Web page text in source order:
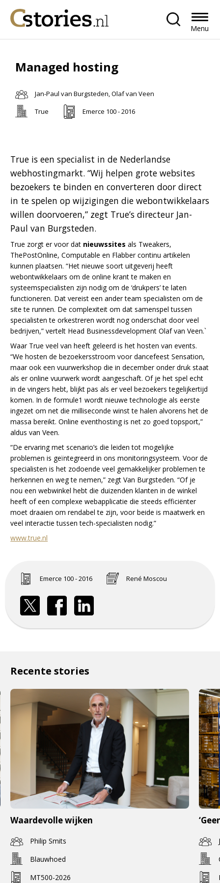
Menu
Managed hosting
Jan-Paul van Burgsteden, Olaf van Veen
True
Emerce 100 - 2016
True is een specialist in de Nederlandse
webhostingmarkt. “Wij helpen grote websites
bezoekers te binden en converteren door direct
in te spelen op wijzigingen die webontwikkelaars
willen doorvoeren,” zegt True’s directeur Jan-
Paul van Burgsteden.
True zorgt er voor dat nieuwssites als Tweakers,
ThePostOnline, Computable en Flabber continu artikelen
kunnen plaatsen. “Het nieuwe soort uitgeverij heeft
webontwikkelaars om de online krant te maken en
systeemspecialisten zijn nodig om de ‘drukpers’ te laten
functioneren. Dat vereist een ander team specialisten om de
site te runnen. De complexiteit om dat samenspel tussen
specialisten te orkestreren wordt nog onderschat door veel
bedrijven,” vertelt Head Businessdevelopment Olaf van Veen.`
Waar True veel van heeft geleerd is het hosten van events.
“We hosten de bezoekersstroom voor dancefeest Sensation,
maar ook een vuurwerkshop die in december onder druk staat
als er online vuurwerk wordt aangeschaft. Of je het spel echt
in de vingers hebt, blijkt pas als er veel bezoekers tegelijkertijd
komen. In de formule1 wordt nieuwe technologie als eerste
ingezet om net die milliseconde winst te halen alvorens het de
massa bereikt. Online eventhosting is net zo goed topsport,”
aldus van Veen.
“De ervaring met scenario’s die leiden tot mogelijke
problemen is geïntegreerd in ons monitoringsysteem. Voor de
specialisten is het zodoende veel gemakkelijker problemen te
herkennen en weg te nemen,” zegt Van Burgsteden. “Of je
nou een webwinkel hebt die duizenden klanten in de winkel
heeft of een complexe webapplicatie die steeds efficiënter
moet draaien om rendabel te zijn, voor beide is maatwerk en
veel interactie tussen tech-specialisten nodig.”
www.true.nl
Emerce 100 - 2016 René Moscou
Recente stories
Waardevolle wijken
Philip Smits
Blauwhoed
MT500-2026